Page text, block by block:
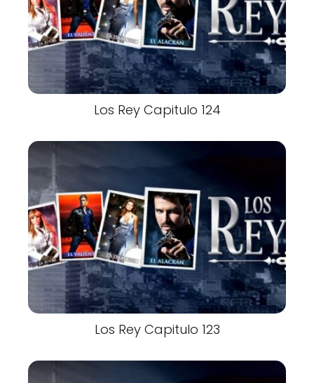
Los Rey Capitulo 124
Los Rey Capitulo 123